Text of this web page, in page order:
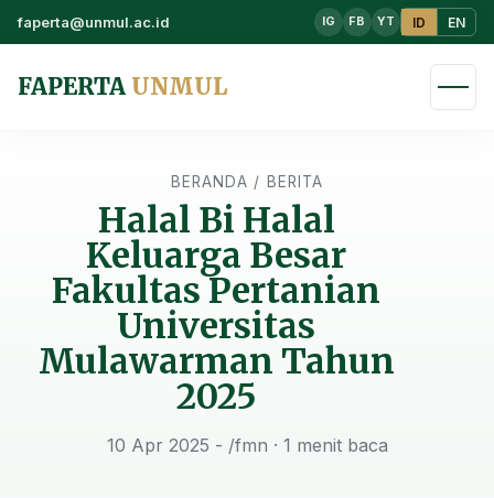
faperta@unmul.ac.id IG FB YT ID EN
FAPERTA UNMUL
BERANDA / BERITA
Halal Bi Halal
Keluarga Besar
Fakultas Pertanian
Universitas
Mulawarman Tahun
2025
10 Apr 2025 - /fmn · 1 menit baca